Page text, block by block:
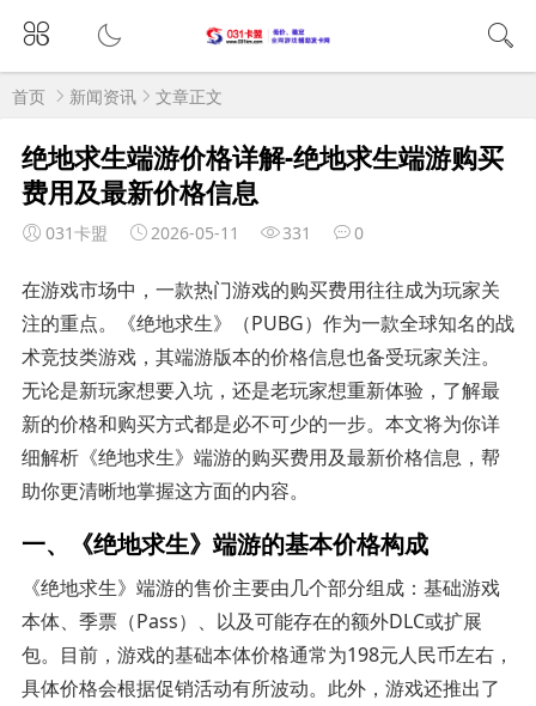
首页 新闻资讯 文章正文
绝地求生端游价格详解-绝地求生端游购买
费用及最新价格信息
031卡盟 2026-05-11 331 0
在游戏市场中，一款热门游戏的购买费用往往成为玩家关
注的重点。《绝地求生》（PUBG）作为一款全球知名的战
术竞技类游戏，其端游版本的价格信息也备受玩家关注。
无论是新玩家想要入坑，还是老玩家想重新体验，了解最
新的价格和购买方式都是必不可少的一步。本文将为你详
细解析《绝地求生》端游的购买费用及最新价格信息，帮
助你更清晰地掌握这方面的内容。
一、《绝地求生》端游的基本价格构成
《绝地求生》端游的售价主要由几个部分组成：基础游戏
本体、季票（Pass）、以及可能存在的额外DLC或扩展
包。目前，游戏的基础本体价格通常为198元人民币左右，
具体价格会根据促销活动有所波动。此外，游戏还推出了